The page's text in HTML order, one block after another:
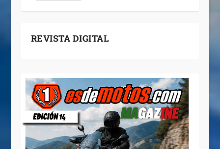
REVISTA DIGITAL